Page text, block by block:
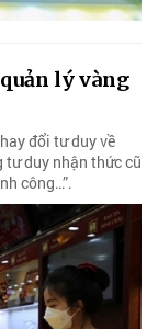
lý vàng
đổi tư duy về
tư duy nhận thức cũ
công…”.